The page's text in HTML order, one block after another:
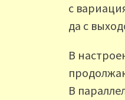
с
да с
В
В